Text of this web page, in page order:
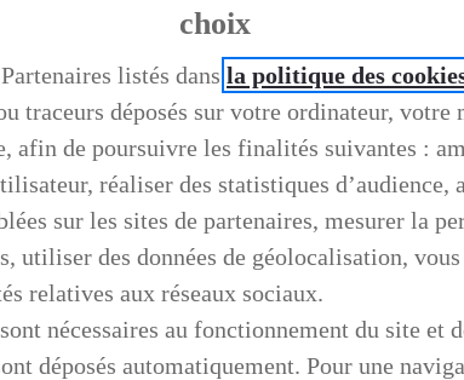
choix
listés dans la politique des
traceurs déposés sur votre ordinateur, votre
afin de poursuivre les finalités suivantes :
réaliser des statistiques d’audience,
sur les sites de partenaires, mesurer la
utiliser des données de géolocalisation,
relatives aux réseaux sociaux.
nécessaires au fonctionnement du site et
déposés automatiquement. Pour une